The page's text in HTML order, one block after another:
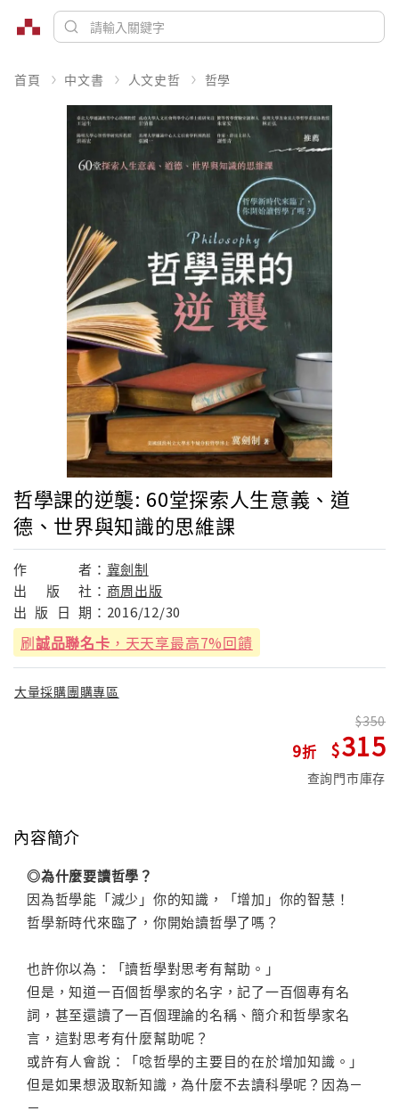
首頁 中文書 人文史哲 哲學
哲學課的逆襲: 60堂探索人生意義、道
德、世界與知識的思維課
作 者： 冀劍制
出
版 社： 商周出版
出 版 日 期： 2016/12/30
刷誠品聯名卡 ，天天享最高7%回饋
大量採購團購專區
9
350
315
查詢門市庫存
內容簡介
◎為什麼要讀哲學？
因為哲學能「減少」你的知識，「增加」你的智慧！
哲學新時代來臨了，你開始讀哲學了嗎？
也許你以為：「讀哲學對思考有幫助。」
但是，知道一百個哲學家的名字，記了一百個專有名
詞，甚至還讀了一百個理論的名稱、簡介和哲學家名
言，這對思考有什麼幫助呢？
或許有人會說：「唸哲學的主要目的在於增加知識。」
但是如果想汲取新知識，為什麼不去讀科學呢？因為－
－